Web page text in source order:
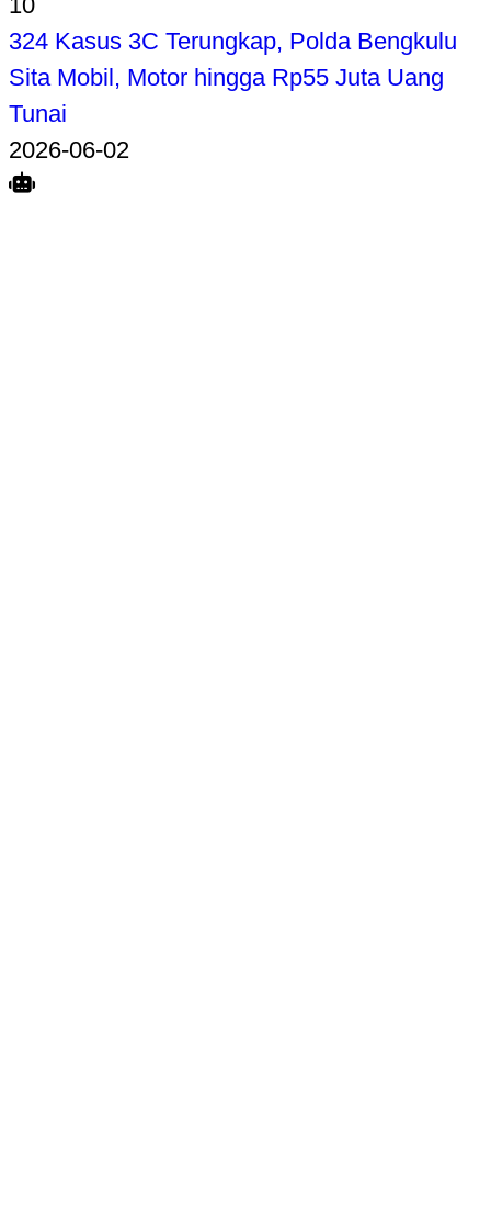
324 Kasus 3C Terungkap, Polda Bengkulu
Sita Mobil, Motor hingga Rp55 Juta Uang
Tunai
2026-06-02